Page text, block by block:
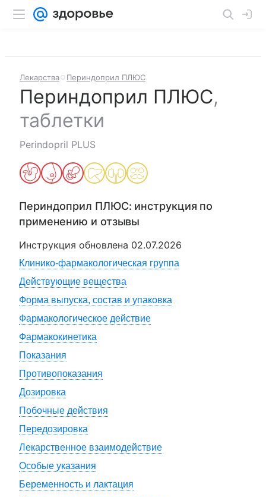
Лекарства Периндоприл ПЛЮС
Периндоприл ПЛЮС,
таблетки
Perindopril PLUS
Периндоприл ПЛЮС: инструкция по
применению и отзывы
Инструкция обновлена 02.07.2026
Клинико-фармакологическая группа
Действующие вещества
Форма выпуска, состав и упаковка
Фармакологическое действие
Фармакокинетика
Показания
Противопоказания
Дозировка
Побочные действия
Передозировка
Лекарственное взаимодействие
Особые указания
Беременность и лактация